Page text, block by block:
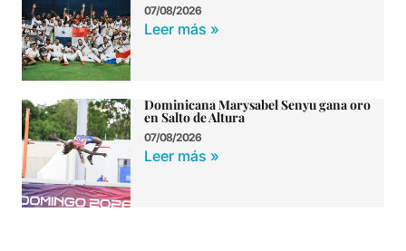
07/08/2026
Leer más »
Dominicana Marysabel Senyu gana oro
en Salto de Altura
07/08/2026
Leer más »